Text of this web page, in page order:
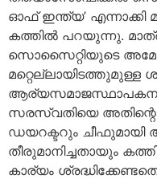
ഓഫ് ഇന്ത്യ’
കത്തില്‍ പറയുന്നു.
സൊസൈറ്റിയുടെ
മറ്റെല്ലായിടത്തുമുള്ള
സരസ്വതിയെ
ഡയറക്ടറും ചീഫുമായി
തീരുമാനിച്ചതായും
കാര്യം